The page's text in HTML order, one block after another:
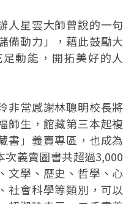
人星雲大師曾說的一句
備動力」，藉此鼓勵大
動能，開拓美好的人
非常感謝林聰明校長將
師生，館藏第三本起複
書」義賣專區，也成為
義賣圖書共超過3,000
文學、歷史、哲學、心
社會科學等類別，可以